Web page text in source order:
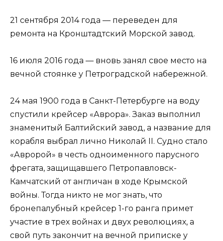
21 сентября 2014 года — переведен для
ремонта на Кронштадтский Морской завод.
16 июля 2016 года — вновь занял свое место на
вечной стоянке у Петроградской набережной.
24 мая 1900 года в Санкт-Петербурге на воду
спустили крейсер «Аврора». Заказ выполнил
знаменитый Балтийский завод, а название для
корабля выбрал лично Николай II. Судно стало
«Авророй» в честь одноименного парусного
фрегата, защищавшего Петропавловск-
Камчатский от англичан в ходе Крымской
войны. Тогда никто не мог знать, что
бронепалубный крейсер 1-го ранга примет
участие в трех войнах и двух революциях, а
свой путь закончит на вечной приписке у